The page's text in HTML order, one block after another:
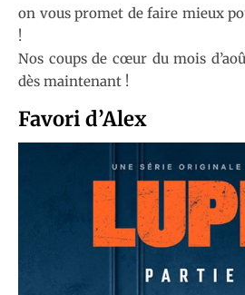
on vous promet de faire mieux
!
Nos coups de cœur du mois
dès maintenant !
Favori d’Alex